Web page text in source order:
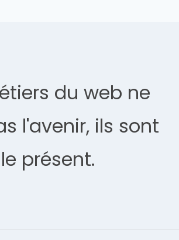
du web ne
l'avenir, ils sont
le présent.